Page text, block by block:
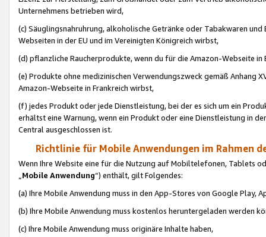
Unternehmens betrieben wird,
(c) Säuglingsnahruhrung, alkoholische Getränke oder Tabakwaren
Webseiten in der EU und im Vereinigten Königreich wirbst,
(d) pflanzliche Raucherprodukte, wenn du für die Amazon-Webseite in
(e) Produkte ohne medizinischen Verwendungszweck gemäß Anhang
Amazon-Webseite in Frankreich wirbst,
(f) jedes Produkt oder jede Dienstleistung, bei der es sich um ein
erhältst eine Warnung, wenn ein Produkt oder eine Dienstleistung in
Central ausgeschlossen ist.
Richtlinie für Mobile Anwendungen im Rahmen
Wenn Ihre Website eine für die Nutzung auf Mobiltelefonen, Tablets
„Mobile Anwendung“) enthält, gilt Folgendes:
(a) Ihre Mobile Anwendung muss in den App-Stores von Google Play,
(b) Ihre Mobile Anwendung muss kostenlos heruntergeladen werden
(c) Ihre Mobile Anwendung muss originäre Inhalte haben,